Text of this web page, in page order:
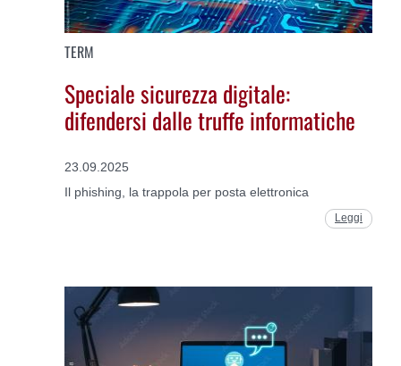
TERM
Speciale sicurezza digitale:
difendersi dalle truffe informatiche
23.09.2025
Il phishing, la trappola per posta elettronica
Leggi